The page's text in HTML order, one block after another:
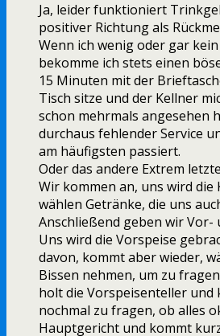
Ja, leider funktioniert
positiver Richtung als
Wenn ich wenig oder gar
bekomme ich stets einen
15 Minuten mit der
Tisch sitze und der Kellner
schon mehrmals angesehen
durchaus fehlender Service
am häufigsten passiert.
Oder das andere Extrem
Wir kommen an, uns wird
wählen Getränke, die uns
Anschließend geben wir Vor-
Uns wird die Vorspeise
davon, kommt aber wieder,
Bissen nehmen, um zu
holt die Vorspeisenteller und
nochmal zu fragen, ob alles
Hauptgericht und kommt